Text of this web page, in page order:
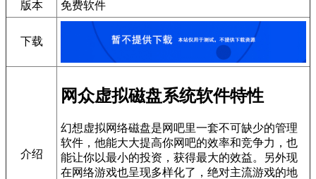
版本
免费软件
下载
介绍
网众虚拟磁盘系统软件特性
幻想虚拟网络磁盘是网吧里一套不可缺少的管理
软件，他能大大提高你网吧的效率和竞争力，也
能让你以最小的投资，获得最大的效益。另外现
在网络游戏也呈现多样化了，绝对主流游戏的地